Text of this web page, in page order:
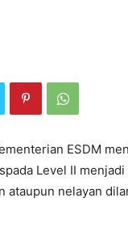
ESDM
Level II
ataupun nelayan